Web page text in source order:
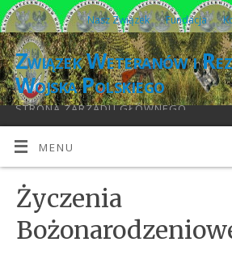
Nasz Związek Fundacja
Związek Weteranów i
Wojska Polskiego
STRONA ZARZĄDU GŁÓWNEGO
MENU
Życzenia